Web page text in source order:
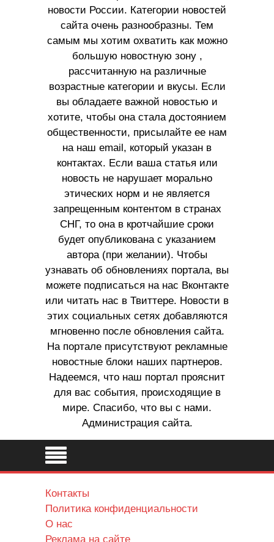
новости России. Категории новостей
сайта очень разнообразны. Тем
самым мы хотим охватить как можно
большую новостную зону ,
рассчитанную на различные
возрастные категории и вкусы. Если
вы обладаете важной новостью и
хотите, чтобы она стала достоянием
общественности, присылайте ее нам
на наш email, который указан в
контактах. Если ваша статья или
новость не нарушает морально
этических норм и не является
запрещенным контентом в странах
СНГ, то она в кротчайшие сроки
будет опубликована с указанием
автора (при желании). Чтобы
узнавать об обновлениях портала, вы
можете подписаться на нас Вконтакте
или читать нас в Твиттере. Новости в
этих социальных сетях добавляются
мгновенно после обновления сайта.
На портале присутствуют рекламные
новостные блоки наших партнеров.
Надеемся, что наш портал прояснит
для вас события, происходящие в
мире. Спасибо, что вы с нами.
Администрация сайта.
Контакты
Политика конфиденциальности
О нас
Реклама на сайте